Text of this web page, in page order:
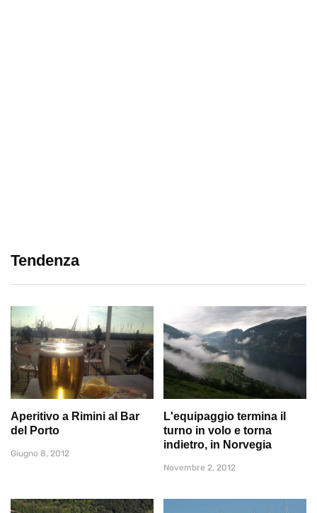
Tendenza
Aperitivo a Rimini al Bar
del Porto
Giugno 8, 2012
L'equipaggio termina il
turno in volo e torna
indietro, in Norvegia
Novembre 2, 2012